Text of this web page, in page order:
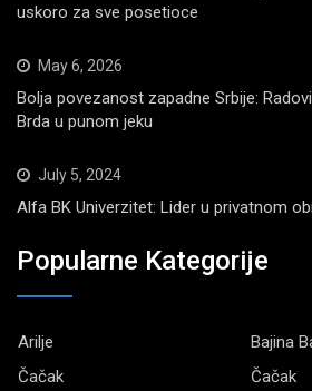
uskoro za sve posetioce
May 6, 2026
Bolja povezanost zapadne Srbije:
Brda u punom jeku
July 5, 2024
Alfa BK Univerzitet: Lider u privatnom
Popularne Kategorije
Arilje
Bajina
Čačak
Čačak